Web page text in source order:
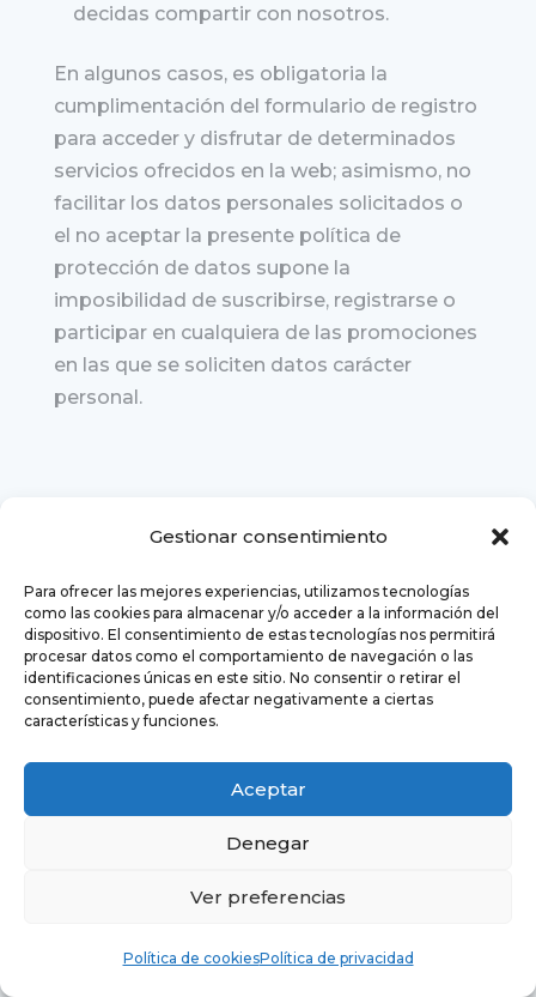
Gestionar consentimiento
Para ofrecer las mejores experiencias, utilizamos tecnologías
como las cookies para almacenar y/o acceder a la información del
dispositivo. El consentimiento de estas tecnologías nos permitirá
procesar datos como el comportamiento de navegación o las
identificaciones únicas en este sitio. No consentir o retirar el
consentimiento, puede afectar negativamente a ciertas
características y funciones.
Aceptar
Denegar
Ver preferencias
Política de cookiesPolítica de privacidad
decidas compartir con nosotros.
En algunos casos, es obligatoria la
cumplimentación del formulario de registro
para acceder y disfrutar de determinados
servicios ofrecidos en la web; asimismo, no
facilitar los datos personales solicitados o
el no aceptar la presente política de
protección de datos supone la
imposibilidad de suscribirse, registrarse o
participar en cualquiera de las promociones
en las que se soliciten datos carácter
personal.
datos personales?
En COFITOR SL Tratamos la información
que nos facilitan las personas interesadas
con el fin de prestar los servicios solicitados
y atender sus solicitudes de contacto a
través de nuestros formularios de la página
gestionar los concursos,
sorteos u otras actividades promocionales
que se puedan organizar.
Así como el envío de comunicaciones
como el envío de nuestra newsletter y